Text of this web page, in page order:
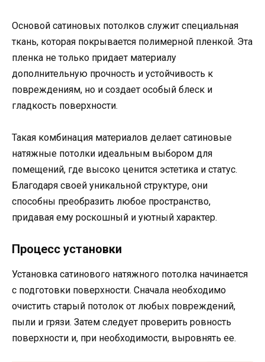
Основой сатиновых потолков служит специальная
ткань, которая покрывается полимерной пленкой. Эта
пленка не только придает материалу
дополнительную прочность и устойчивость к
повреждениям, но и создает особый блеск и
гладкость поверхности.
Такая комбинация материалов делает сатиновые
натяжные потолки идеальным выбором для
помещений, где высоко ценится эстетика и статус.
Благодаря своей уникальной структуре, они
способны преобразить любое пространство,
придавая ему роскошный и уютный характер.
Процесс установки
Установка сатинового натяжного потолка начинается
с подготовки поверхности. Сначала необходимо
очистить старый потолок от любых повреждений,
пыли и грязи. Затем следует проверить ровность
поверхности и, при необходимости, выровнять ее.